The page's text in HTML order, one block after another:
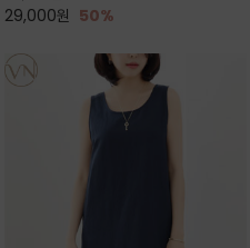
29,000원 50%